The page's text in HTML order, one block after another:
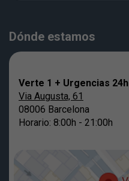
Dónde estamos
Verte 1 + Urgencias 24h
Via Augusta, 61
08006 Barcelona
Horario: 8:00h - 21:00h